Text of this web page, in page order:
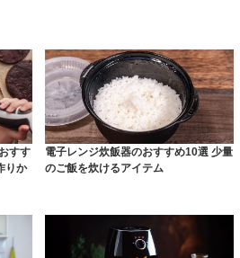
すす
りか
電子レンジ炊飯器のおすすめ10選 少量
のご飯を炊けるアイテム